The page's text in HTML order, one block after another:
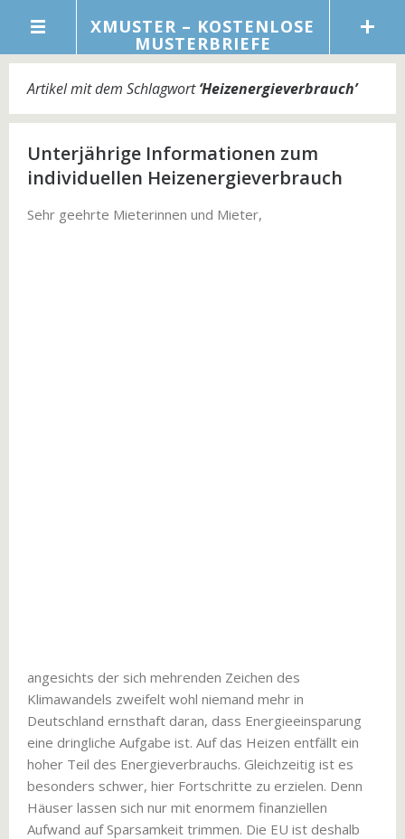
XMUSTER – KOSTENLOSE
MUSTERBRIEFE
Artikel mit dem Schlagwort‘Heizenergieverbrauch’
Unterjährige Informationen zum
individuellen Heizenergieverbrauch
Sehr geehrte Mieterinnen und Mieter,
angesichts der sich mehrenden Zeichen des
Klimawandels zweifelt wohl niemand mehr in
Deutschland ernsthaft daran, dass Energieeinsparung
eine dringliche Aufgabe ist. Auf das Heizen entfällt ein
hoher Teil des Energieverbrauchs. Gleichzeitig ist es
besonders schwer, hier Fortschritte zu erzielen. Denn
Häuser lassen sich nur mit enormem finanziellen
Aufwand auf Sparsamkeit trimmen. Die EU ist deshalb